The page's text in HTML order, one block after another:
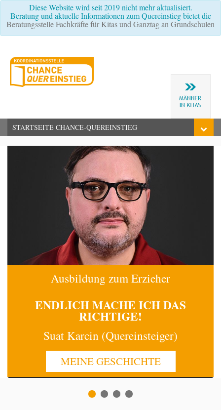
Diese Website wird seit 2019 nicht mehr aktualisiert.
Beratung und aktuelle Informationen zum Quereinstieg bietet die
Beratungsstelle Fachkräfte für Kitas und Ganztag an Grundschulen
STARTSEITE CHANCE-QUEREINSTIEG
Ausbildung zum Erzieher
ENDLICH MACHE ICHDAS
RICHTIGE!
Suat Karcin (Quereinsteiger)
MEINE GESCHICHTE